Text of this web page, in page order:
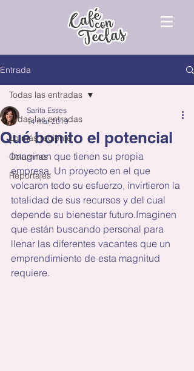
Entrada
Todas las entradas
Lo más reciente
Columnas
Reportajes
Todas las entradas
Qué bonito el potencial
Sarita Esses
14 mar 2019
Imaginen que tienen su propia
empresa. Un proyecto en el que
volcaron todo su esfuerzo, invirtieron la
totalidad de sus recursos y del cual
depende su bienestar futuro.Imaginen
que están buscando personal para
llenar las diferentes vacantes que un
emprendimiento de esta magnitud
requiere.